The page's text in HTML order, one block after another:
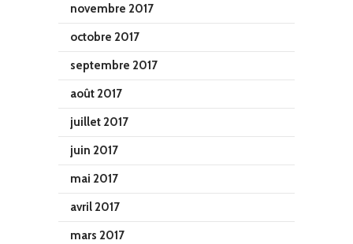
novembre 2017
octobre 2017
septembre 2017
août 2017
juillet 2017
juin 2017
mai 2017
avril 2017
mars 2017